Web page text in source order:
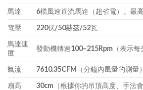
馬達
6檔風速直流馬達（超省電）。最
電壓
220伏/50赫茲/52瓦
馬達速
度
發動機轉速100–215Rpm（表示每
氣流
7610.35CFM（分鐘內風量的測量）
扇高
30cm（根據你的吊頂高度、手法會